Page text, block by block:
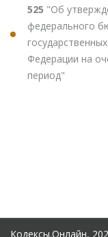
525 "Об
федерального
Федерации на
период"
Кодексы.Онлайн,